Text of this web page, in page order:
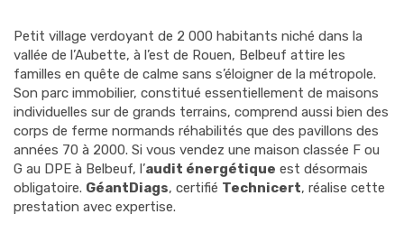
Petit village verdoyant de 2 000 habitants niché dans la
vallée de l’Aubette, à l’est de Rouen, Belbeuf attire les
familles en quête de calme sans s’éloigner de la métropole.
Son parc immobilier, constitué essentiellement de maisons
individuelles sur de grands terrains, comprend aussi bien des
corps de ferme normands réhabilités que des pavillons des
années 70 à 2000. Si vous vendez une maison classée F ou
G au DPE à Belbeuf, l’audit énergétique est désormais
obligatoire. GéantDiags, certifié Technicert, réalise cette
prestation avec expertise.